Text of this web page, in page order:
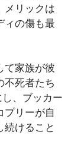
メリックは
ィの傷も最
て家族が彼
不死者たち
、ブッカー
プリーが自
続けること